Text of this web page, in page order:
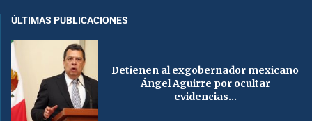
ÚLTIMAS PUBLICACIONES
Detienen al exgobernador mexicano
Ángel Aguirre por ocultar
evidencias...